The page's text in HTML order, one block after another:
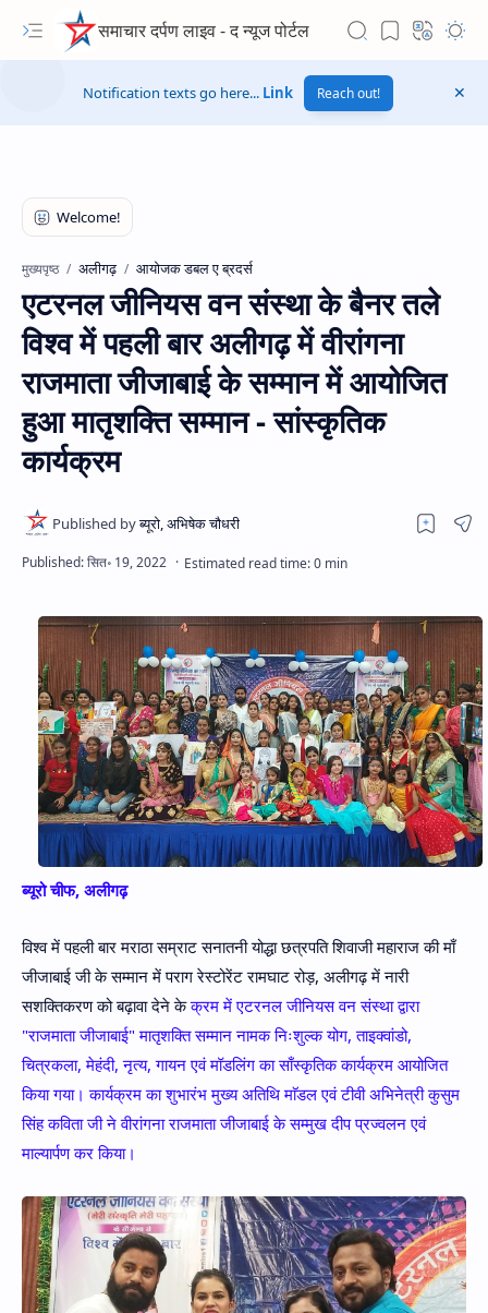
समाचार दर्पण लाइव - द न्यूज पोर्टल
Hidden Menu
Hidden Menu
Notification texts go here... Link Reach out!
मुख्यपृष्ठ अलीगढ़ आयोजक डबल ए ब्रदर्स
एटरनल जीनियस वन संस्था के बैनर तले
विश्व में पहली बार अलीगढ़ में वीरांगना
राजमाता जीजाबाई के सम्मान में आयोजित
हुआ मातृशक्ति सम्मान - सांस्कृतिक
कार्यक्रम
ब्यूरो चीफ, अलीगढ़
विश्व में पहली बार मराठा सम्राट सनातनी योद्धा छत्रपति शिवाजी महाराज की माँ
जीजाबाई जी के सम्मान में पराग रेस्टोरेंट रामघाट रोड़, अलीगढ़ में नारी
सशक्तिकरण को बढ़ावा देने केक्रम में एटरनल जीनियस वन संस्था द्वारा
"राजमाता जीजाबाई" मातृशक्ति सम्मान नामक निःशुल्क योग, ताइक्वांडो,
चित्रकला, मेहंदी, नृत्य, गायन एवं मॉडलिंग का साँस्कृतिक कार्यक्रम आयोजित
किया गया। कार्यक्रम का शुभारंभ मुख्य अतिथि माॅडल एवं टीवी अभिनेत्री कुसुम
सिंह कविता जी ने वीरांगना राजमाता जीजाबाई के सम्मुख दीप प्रज्वलन एवं
माल्यार्पण कर किया।